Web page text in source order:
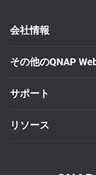
会社情報
その他のQNAP
サポート
リソース